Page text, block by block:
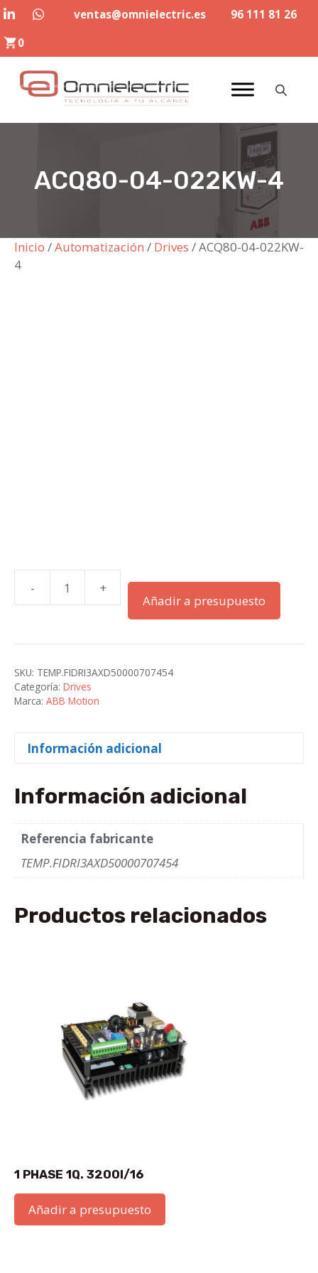
Saltar
contenido
ventas@omnielectric.es
96 111 81 26
0
ACQ80-04-022KW-4
Inicio /Automatización / Drives / ACQ80-04-022KW-
4
-
ACQ80-
04-
4
cantidad
+
Añadir a presupuesto
SKU: TEMP.FIDRI3AXD50000707454
Categoría: Drives
Marca: ABB Motion
Información adicional
Información adicional
Referencia fabricante
TEMP.FIDRI3AXD50000707454
Productos relacionados
1 PHASE 1Q. 3200I/16
Añadir a presupuesto